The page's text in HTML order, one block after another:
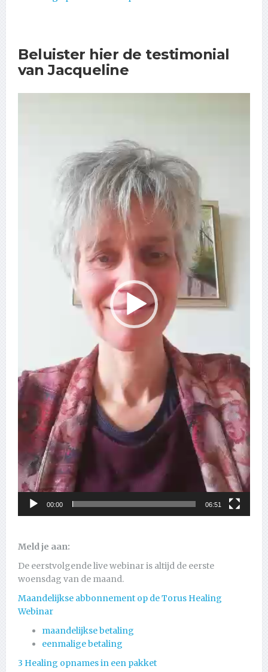
Beluister hier de testimonial
van Jacqueline
00:00 06:51
Meld je aan:
De eerstvolgende live webinar is altijd de eerste
woensdag van de maand.
Maandelijkse abbonnement op de Torus Healing
Webinar
maandelijkse betaling
eenmalige betaling
3 Healing opnames in een pakket